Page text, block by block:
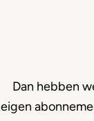
Dan hebben
eigen